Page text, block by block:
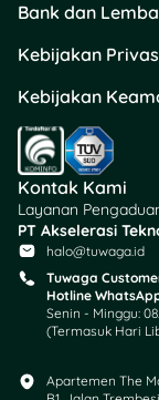
Bank dan
Kebijakan
Kebijakan
Kontak Kami
Layanan
PT Akselerasi
halo@tuwaga.id
Tuwaga
Hotline
Senin - Minggu:
(Termasuk Hari
Apartemen The